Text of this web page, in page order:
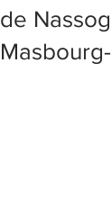
de